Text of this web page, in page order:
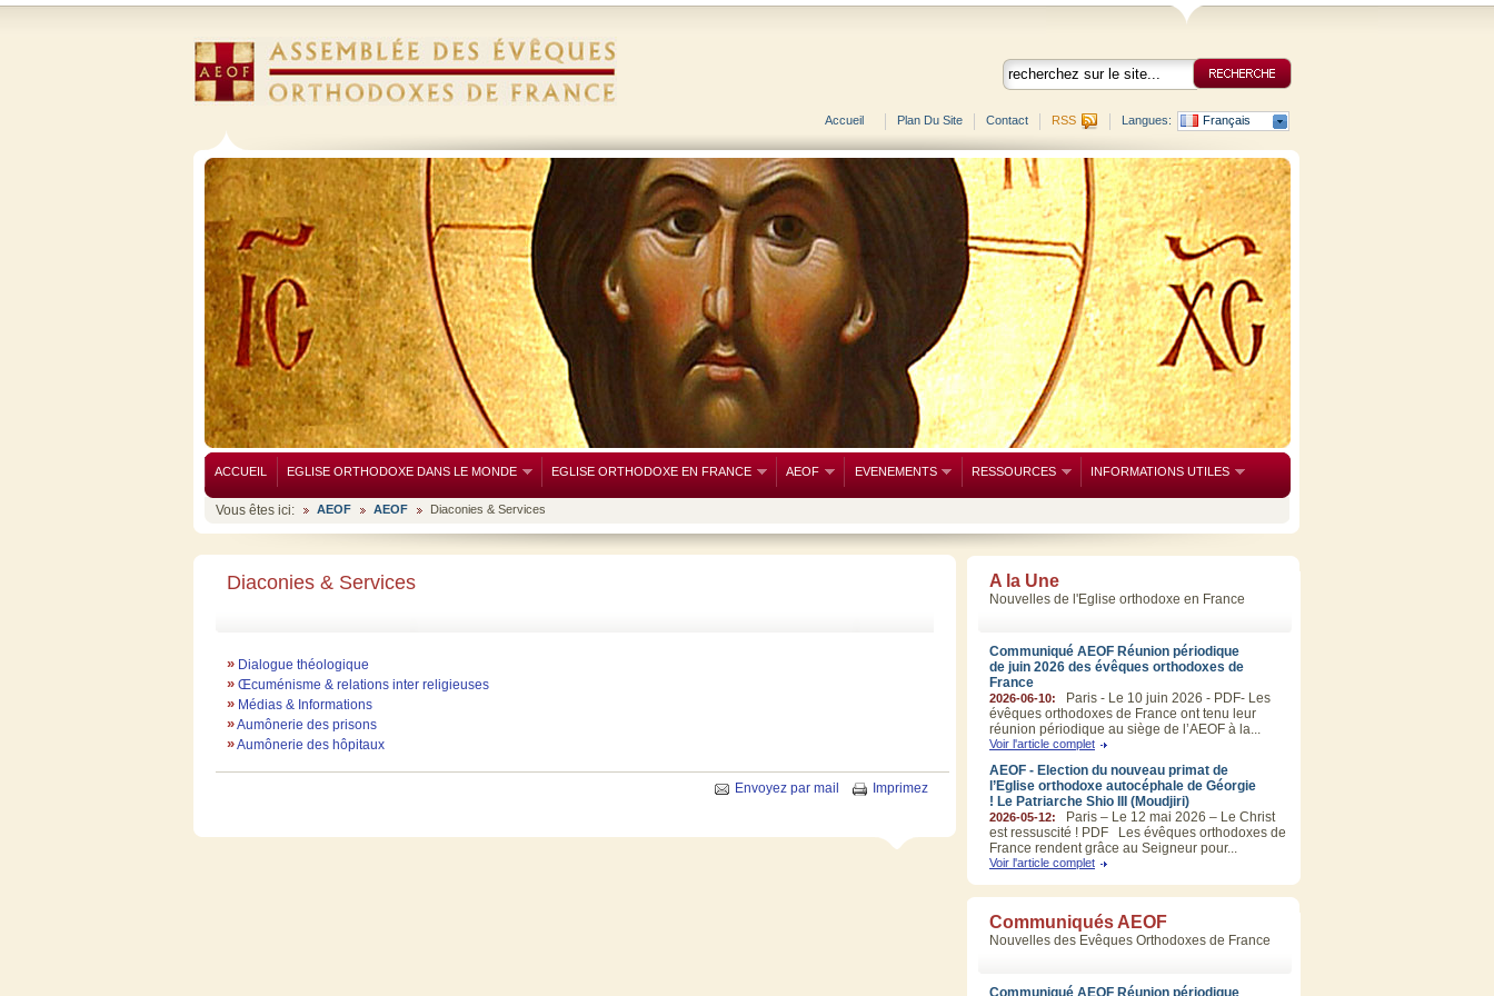
Langues: Français
RSS
Contact
Plan Du Site
Accueil
ACCUEIL EGLISE ORTHODOXE DANS LE MONDE EGLISE ORTHODOXE EN FRANCE AEOF EVENEMENTS RESSOURCES INFORMATIONS UTILES
Vous êtes ici: AEOF AEOF Diaconies & Services
Diaconies & Services
» Dialogue théologique
» Œcuménisme & relations inter religieuses
» Médias & Informations
»Aumônerie des prisons
»Aumônerie des hôpitaux
Imprimez
Envoyez par mail
A la Une
Nouvelles de l'Eglise orthodoxe en France
Communiqué AEOF Réunion périodique
de juin 2026 des évêques orthodoxes de
France
2026-06-10:
Paris - Le 10 juin 2026 - PDF- Les
évêques orthodoxes de France ont tenu leur
réunion périodique au siège de l’AEOF à la...
Voir l'article complet
AEOF - Election du nouveau primat de
l’Eglise orthodoxe autocéphale de Géorgie
! Le Patriarche Shio III (Moudjiri)
2026-05-12:
Paris – Le 12 mai 2026 – Le Christ
est ressuscité ! PDF Les évêques orthodoxes de
France rendent grâce au Seigneur pour...
Voir l'article complet
Communiqués AEOF
Nouvelles des Evêques Orthodoxes de France
Communiqué AEOF Réunion périodique